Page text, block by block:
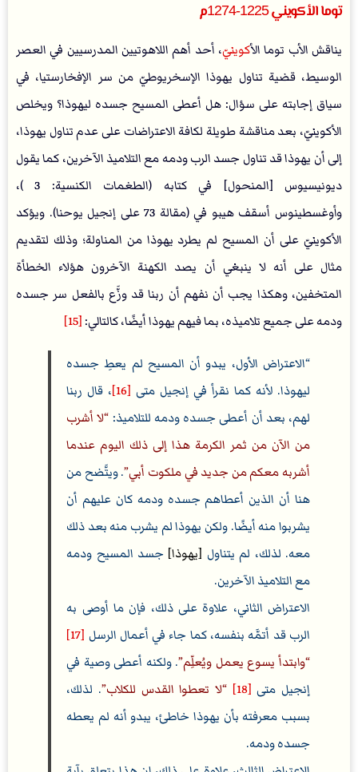
توما الأكويني 1225-1274م
يناقش الأب توما الأكوينيّ، أحد أهم اللاهوتيين المدرسيين في العصر
الوسيط، قضية تناول يهوذا الإسخريوطيّ من سر الإفخارستيا، في
سياق إجابته على سؤال: هل أعطى المسيح جسده ليهوذا؟ ويخلص
الأكوينيّ، بعد مناقشة طويلة لكافة الاعتراضات على عدم تناول يهوذا،
إلى أن يهوذا قد تناول جسد الرب ودمه مع التلاميذ الآخرين، كما يقول
ديونيسيوس [المنحول] في كتابه (الطغمات الكنسية: 3 )،
وأوغسطينوس أسقف هيبو في (مقالة 73 على إنجيل يوحنا). ويؤكد
الأكوينيّ على أن المسيح لم يطرد يهوذا من المناولة؛ وذلك لتقديم
مثال على أنه لا ينبغي أن يصد الكهنة الآخرون هؤلاء الخطأة
المتخفين، وهكذا يجب أن نفهم أن ربنا قد وزَّع بالفعل سر جسده
ودمه على جميع تلاميذه، بما فيهم يهوذا أيضًا، كالتالي: [15]
الاعتراض الأول، يبدو أن المسيح لم يعطِ جسده
ليهوذا. لأنه كما نقرأ في إنجيل متى [16]
، قال ربنا
لهم، بعد أن أعطى جسده ودمه للتلاميذ: لا أشرب
من الآن من ثمر الكرمة هذا إلى ذلك اليوم عندما
أشربه معكم من جديد في ملكوت أبي . ويتَّضح من
هنا أن الذين أعطاهم جسده ودمه كان عليهم أن
يشربوا منه أيضًا. ولكن يهوذا لم يشرب منه بعد ذلك
معه. لذلك، لم يتناول [يهوذا] جسد المسيح ودمه
مع التلاميذ الآخرين.
الاعتراض الثاني، علاوة على ذلك، فإن ما أوصى به
الرب قد أتمَّه بنفسه، كما جاء في أعمال الرسل [17]
وابتدأ يسوع يعمل ويُعلِّم . ولكنه أعطى وصية في
إنجيل متى [18] لا تعطوا القدس للكلاب . لذلك،
بسبب معرفته بأن يهوذا خاطئ، يبدو أنه لم يعطه
جسده ودمه.